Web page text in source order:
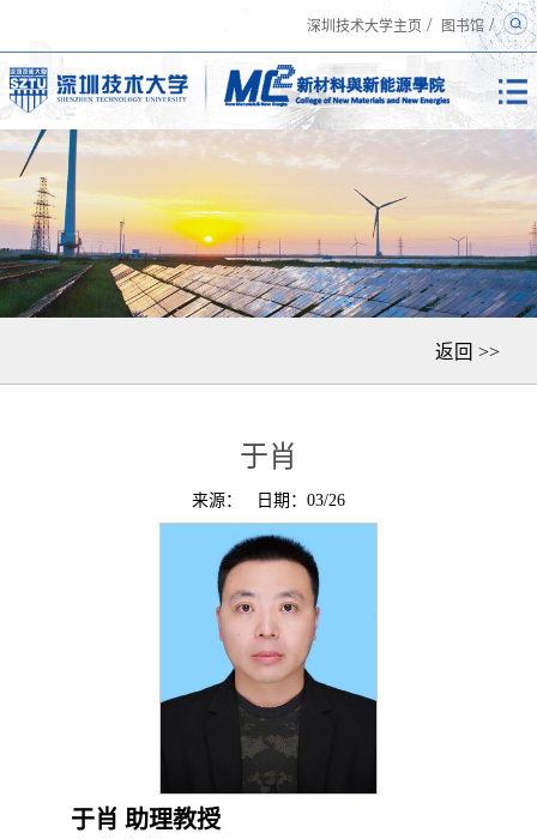
深圳技术大学主页 / 图书馆 /
返回 >>
于肖
来源： 日期：03/26
于肖 助理教授